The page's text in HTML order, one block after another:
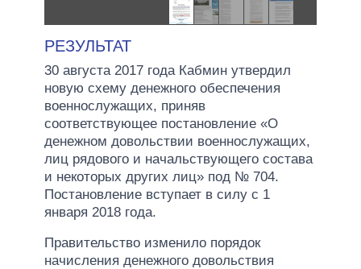
РЕЗУЛЬТАТ
30 августа 2017 года Кабмин утвердил
новую схему денежного обеспечения
военнослужащих, приняв
соответствующее постановление «О
денежном довольствии военнослужащих,
лиц рядового и начальствующего состава
и некоторых других лиц» под № 704.
Постановление вступает в силу с 1
января 2018 года.
Правительство изменило порядок
начисления денежного довольствия